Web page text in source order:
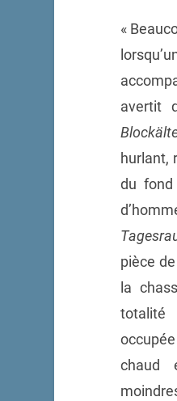
«
avertit
hurlant,
du
pièce
la
totalité
chaud